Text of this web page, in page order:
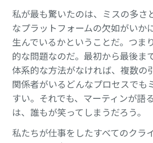
私が最も驚いたのは、ミスの多さ
なプラットフォームの欠如がいか
生んでいるかということだ。つま
的な問題なのだ。最初から最後ま
体系的な方法がなければ、複数の
関係者がいるどんなプロセスでも
すい。それでも、マーティンが語
は、誰もが笑ってしまうだろう。
私たちが仕事をしたすべてのクラ